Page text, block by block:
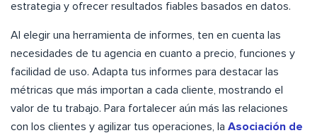
estrategia y ofrecer resultados fiables basados en datos.
Al elegir una herramienta de informes, ten en cuenta las
necesidades de tu agencia en cuanto a precio, funciones y
facilidad de uso. Adapta tus informes para destacar las
métricas que más importan a cada cliente, mostrando el
valor de tu trabajo. Para fortalecer aún más las relaciones
con los clientes y agilizar tus operaciones, la Asociación de